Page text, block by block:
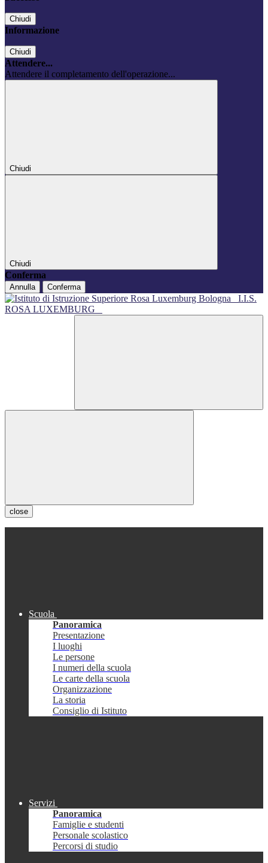
Chiudi
Informazione
Chiudi
Attendere...
Attendere il completamento dell'operazione...
Chiudi
Chiudi
Conferma
Annulla Conferma
I.I.S.
ROSA LUXEMBURG
close
Scuola
Panoramica
Presentazione
I luoghi
Le persone
I numeri della scuola
Le carte della scuola
Organizzazione
La storia
Consiglio di Istituto
Servizi
Panoramica
Famiglie e studenti
Personale scolastico
Percorsi di studio